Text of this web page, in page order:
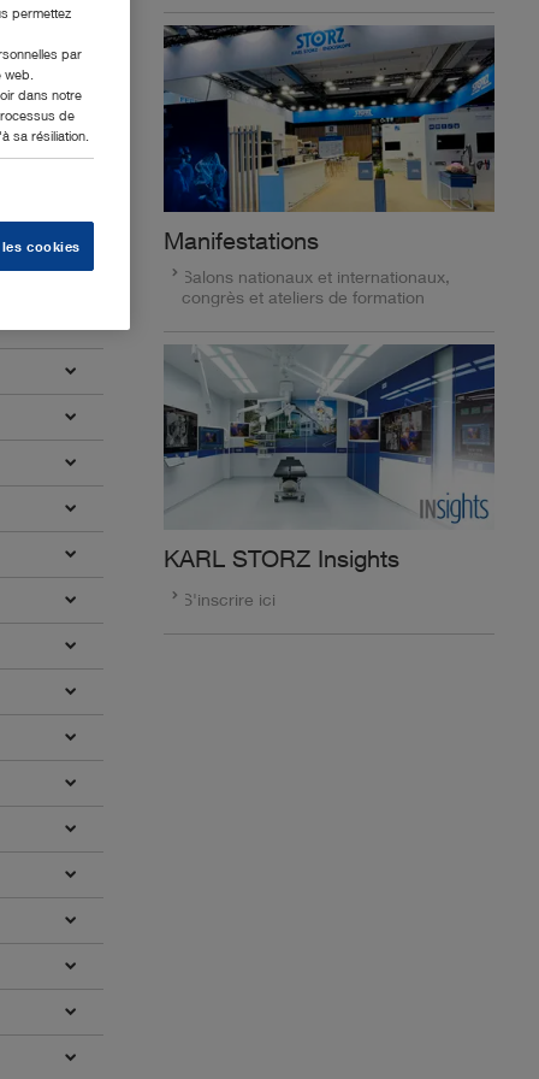
Manifestations
Salons nationaux et internationaux,
congrès et ateliers de formation
KARL STORZ Insights
S'inscrire ici
permettez
par
dans notre
de
sa résiliation.
cookies